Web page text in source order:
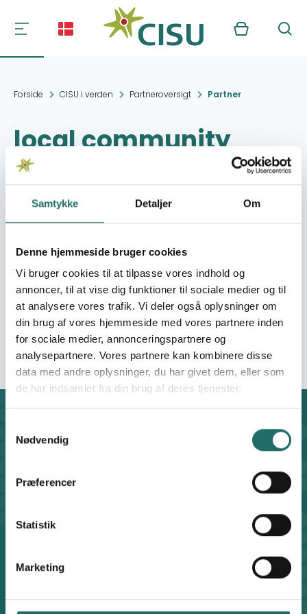
Samtykke Detaljer Om
Denne hjemmeside bruger cookies
Vi bruger cookies til at tilpasse vores indhold og
annoncer, til at vise dig funktioner til sociale medier og til
at analysere vores trafik. Vi deler også oplysninger om
din brug af vores hjemmeside med vores partnere inden
for sociale medier, annonceringspartnere og
analysepartnere. Vores partnere kan kombinere disse
data med andre oplysninger, du har givet dem, eller som
de har indsamlet fra din brug af deres tjenester.
Nødvendig
Præferencer
Statistik
Marketing
Kurv Søg
Forside CISU i verden Partneroversigt Partner
local community
contact
Kontakt:
Organisation: Hjælp Thailands Børn
Local community-based support structure assisting
vulnerable families and children in Thailand through
coordination, needs identification and distribution
support.
CISU - Civilsamfund i Udvikling
8612 0342
Facebook
Find medarbejder